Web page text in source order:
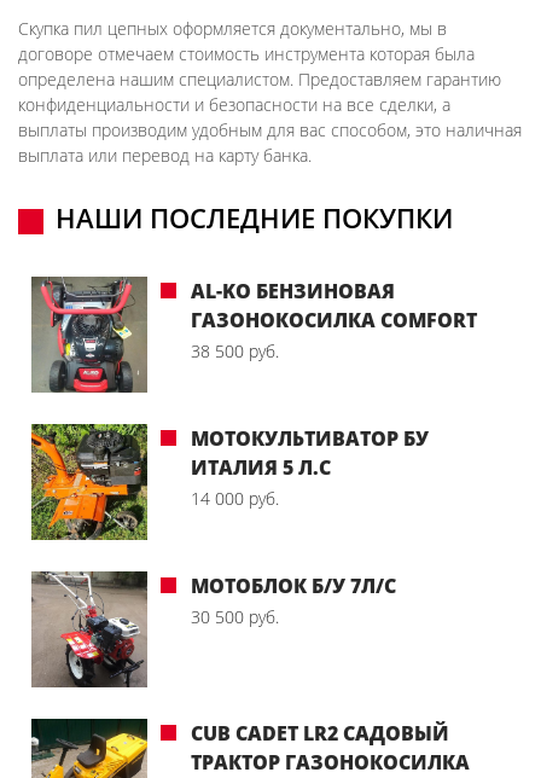
Скупка пил цепных оформляется документально, мы в
договоре отмечаем стоимость инструмента которая была
определена нашим специалистом. Предоставляем гарантию
конфиденциальности и безопасности на все сделки, а
выплаты производим удобным для вас способом, это наличная
выплата или перевод на карту банка.
НАШИ ПОСЛЕДНИЕ ПОКУПКИ
AL-KO БЕНЗИНОВАЯ
ГАЗОНОКОСИЛКА COMFORT
38 500 руб.
МОТОКУЛЬТИВАТОР БУ
ИТАЛИЯ 5 Л.С
14 000 руб.
МОТОБЛОК Б/У 7Л/С
30 500 руб.
CUB CADET LR2 САДОВЫЙ
ТРАКТОР ГАЗОНОКОСИЛКА